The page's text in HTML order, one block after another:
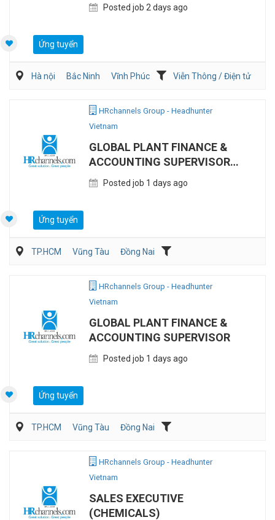
Posted job 2 days ago
Ứng tuyển
Hà nội Bắc Ninh Vĩnh Phúc
Viễn Thông / Điện tử
HRchannels Group - Headhunter
Vietnam
GLOBAL PLANT FINANCE &
ACCOUNTING SUPERVISOR
(MANUFACTURING)
Posted job 1 days ago
Ứng tuyển
TP.HCM Vũng Tàu
Đồng Nai
HRchannels Group - Headhunter
Vietnam
GLOBAL PLANT FINANCE &
ACCOUNTING SUPERVISOR
Posted job 1 days ago
Ứng tuyển
TP.HCM Vũng Tàu
Đồng Nai
HRchannels Group - Headhunter
Vietnam
SALES EXECUTIVE
(CHEMICALS)